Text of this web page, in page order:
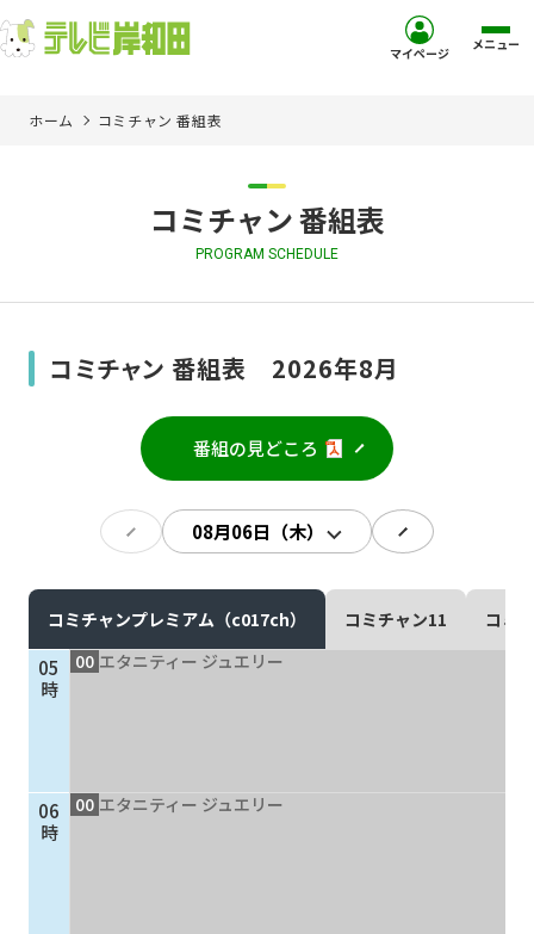
ご加入を検討中の方
現在ご利用中の方
ご加入お申し込み・資
マイページ メニュー
ホーム コミチャン 番組表
コミチャン 番組表
PROGRAM SCHEDULE
コミチャン 番組表 2026年8月
番組の見どころ
コミチャンプレミアム（c017ch） コミチャン11 コミ
05
時
06
時
00 エタニティー ジュエリー
00 エタニティー ジュエリー